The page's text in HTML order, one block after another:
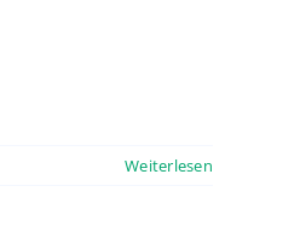
Weiterlesen